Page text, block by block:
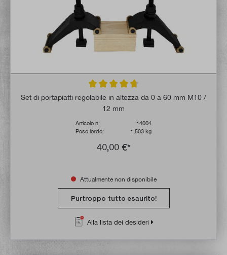
Valutazione media di 4.6 su 5 stelle
Set di portapiatti regolabile in altezza da 0 a 60 mm M10 /
12 mm
Articolo n:
14004
Peso lordo:
1,503 kg
40,00 €*
Attualmente non disponibile
Purtroppo tutto esaurito!
Alla lista dei desideri